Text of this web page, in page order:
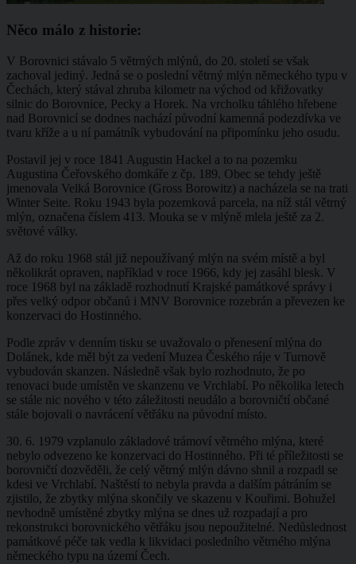
Něco málo z historie:
V Borovnici stávalo 5 větrných mlýnů, do 20. století se však
zachoval jediný. Jedná se o poslední větrný mlýn německého typu v
Čechách, který stával zhruba kilometr na východ od křižovatky
silnic do Borovnice, Pecky a Horek. Na vrcholku táhlého hřebene
nad Borovnicí se dodnes nachází původní kamenná podezdívka ve
tvaru kříže a u ní památník vybudování na připomínku jeho osudu.
Postavil jej v roce 1841 Augustin Hackel a to na pozemku
Augustina Čeřovského domkáře z čp. 189. Obec se tehdy ještě
jmenovala Velká Borovnice (Gross Borowitz) a nacházela se na trati
Winter Seite. Roku 1943 byla pozemková parcela, na níž stál větrný
mlýn, označena číslem 413. Mouka se v mlýně mlela ještě za 2.
světové války.
Až do roku 1968 stál již nepoužívaný mlýn na svém místě a byl
několikrát opraven, například v roce 1966, kdy jej zasáhl blesk. V
roce 1968 byl na základě rozhodnutí Krajské památkové správy i
přes velký odpor občanů i MNV Borovnice rozebrán a převezen ke
konzervaci do Hostinného.
Podle zpráv v denním tisku se uvažovalo o přenesení mlýna do
Dolánek, kde měl být za vedení Muzea Českého ráje v Turnově
vybudován skanzen. Následně však bylo rozhodnuto, že po
renovaci bude umístěn ve skanzenu ve Vrchlabí. Po několika letech
se stále nic nového v této záležitosti neudálo a borovničtí občané
stále bojovali o navrácení větřáku na původní místo.
30. 6. 1979 vzplanulo základové trámoví větrného mlýna, které
nebylo odvezeno ke konzervaci do Hostinného. Při té příležitosti se
borovničtí dozvěděli, že celý větrný mlýn dávno shnil a rozpadl se
kdesi ve Vrchlabí. Naštěstí to nebyla pravda a dalším pátráním se
zjistilo, že zbytky mlýna skončily ve skazenu v Kouřimi. Bohužel
nevhodně umístěné zbytky mlýna se dnes už rozpadají a pro
rekonstrukci borovnického větřáku jsou nepoužitelné. Nedůslednost
památkové péče tak vedla k likvidaci posledního větrného mlýna
německého typu na území Čech.